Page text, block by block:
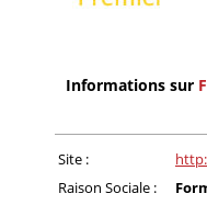
Informations sur
Site :
Raison Sociale :